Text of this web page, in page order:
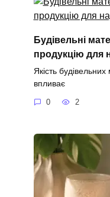
Будівельні
продукцію для
Якість
впливає
0 2